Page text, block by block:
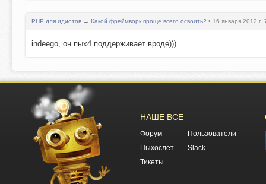
PHP для идиотов → Какой фреймворк проще всего освоить? • 16 января 2012 г.
indeego, он пых4 поддерживает вроде)))
НАШЕ ВСЕ
Форум
Пользователи
Пыхослёт
Slack
Тикеты